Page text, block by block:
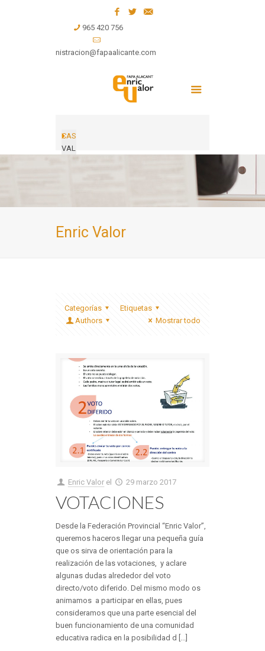
965 420 756
administracion@fapaalicante.com
CAS
VAL
Enric Valor
Categorías
Etiquetas
Authors
Mostrar todo
Enric Valor el 29 marzo 2017
VOTACIONES
Desde la Federación Provincial “Enric Valor”,
queremos haceros llegar una pequeña guía
que os sirva de orientación para la
realización de las votaciones, y aclare
algunas dudas alrededor del voto
directo/voto diferido. Del mismo modo os
animamos a participar en ellas, pues
consideramos que una parte esencial del
buen funcionamiento de una comunidad
educativa radica en la posibilidad d [...]